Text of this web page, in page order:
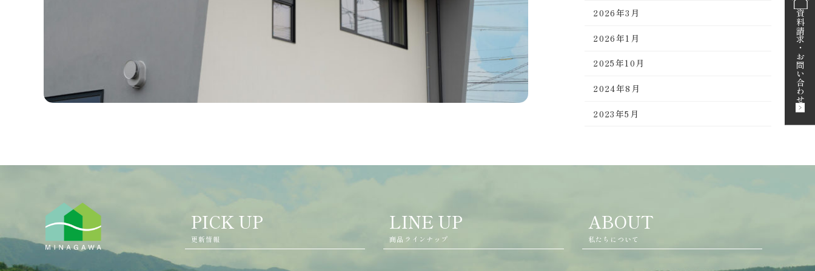
2026年3月
2026年1月
2025年10月
2024年8月
2023年5月
PICK UP
更新情報
LINE UP
商品ラインナップ
ABOUT
私たちについて
資料請求
・
お問い合わせ